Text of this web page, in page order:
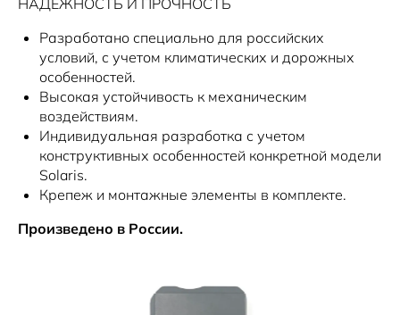
НАДЕЖНОСТЬ И ПРОЧНОСТЬ
Разработано специально для российских
условий, с учетом климатических и дорожных
особенностей.
Высокая устойчивость к механическим
воздействиям.
Индивидуальная разработка с учетом
конструктивных особенностей конкретной модели
Solaris.
Крепеж и монтажные элементы в комплекте.
Произведено в России.